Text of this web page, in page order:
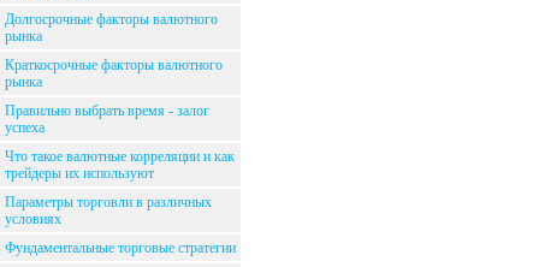
Долгосрочные факторы валютного
рынка
Краткосрочные факторы валютного
рынка
Правильно выбрать время - залог
успеха
Что такое валютные корреляции и как
трейдеры их используют
Параметры торговли в различных
условиях
Фундаментальные торговые стратегии